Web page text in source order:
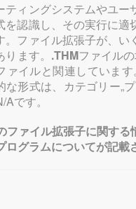
ティングシステムやユー
を認識し、その実行に
。ファイル拡張子が、
ます。 .THMファイル
ァイルと関連していま
な形式は、カテゴリー„
です。
ファイル拡張子に関す
グラムについてが記載